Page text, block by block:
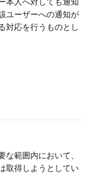
ユーザーへの通知が
対応を行うものとし
範囲内において、
取得しようとしてい